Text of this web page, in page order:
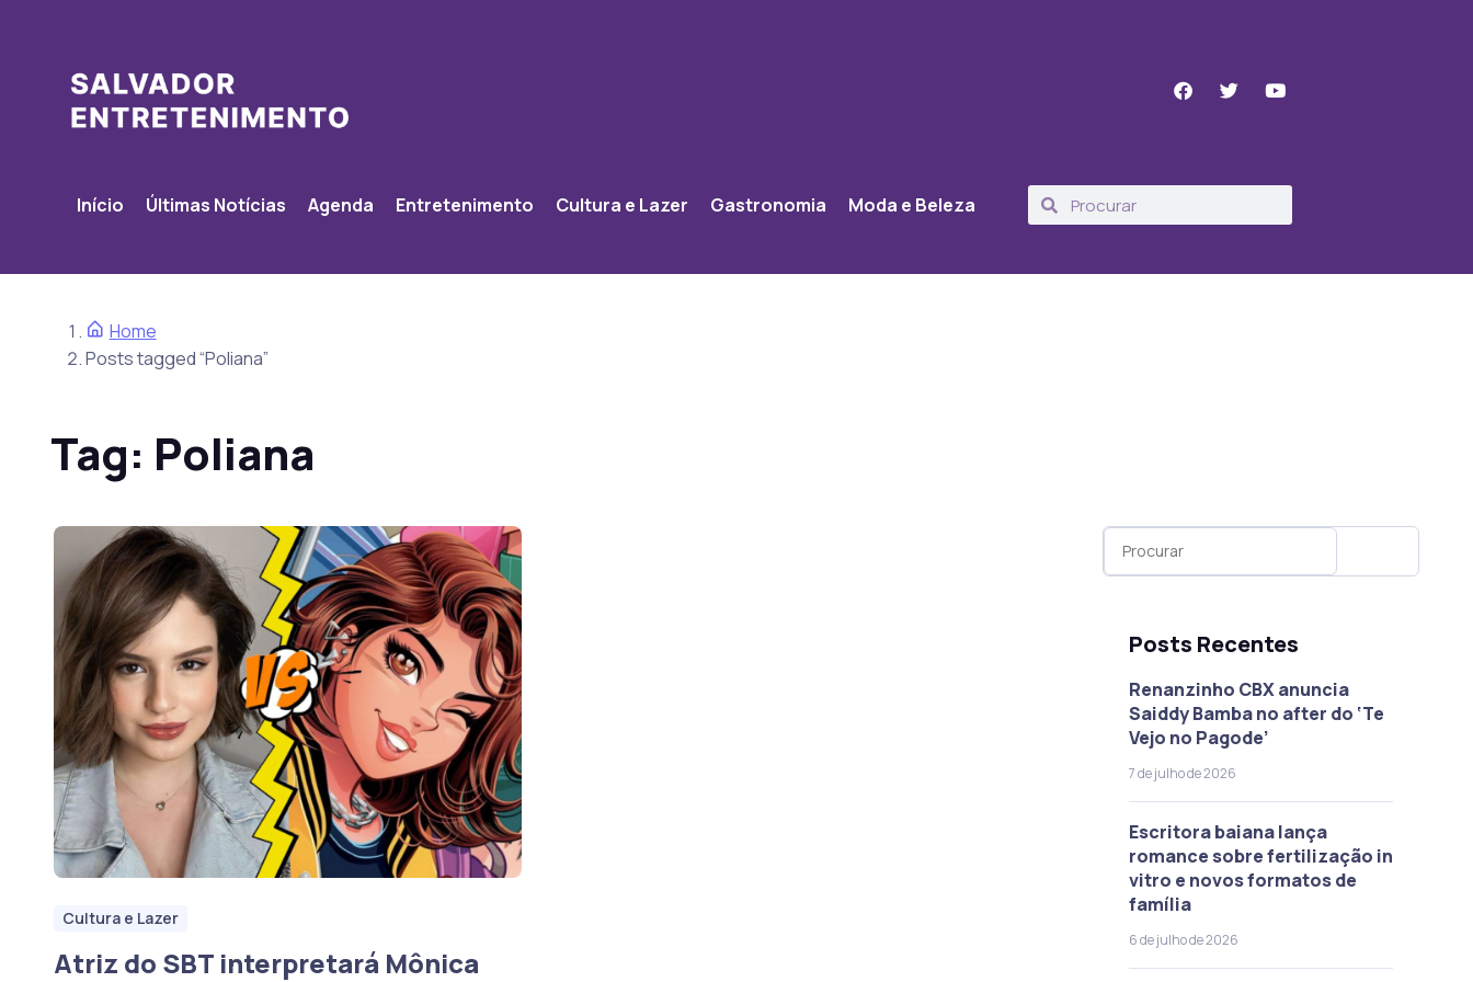
Início Últimas Notícias Agenda Entretenimento Cultura e Lazer Gastronomia Moda e Beleza
Home
Posts tagged “Poliana”
Tag: Poliana
Cultura e Lazer
Atriz do SBT interpretará Mônica
Posts Recentes
Renanzinho CBX anuncia
Saiddy Bamba no after do ‘Te
Vejo no Pagode’
7 de julho de 2026
Escritora baiana lança
romance sobre fertilização in
vitro e novos formatos de
família
6 de julho de 2026